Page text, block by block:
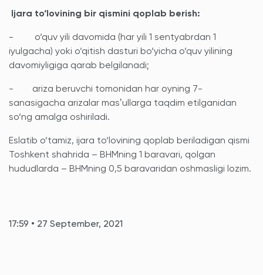
Ijara to‘lovining bir qismini qoplab berish:
- o‘quv yili davomida (har yili 1 sentyabrdan 1
iyulgacha) yoki o‘qitish dasturi bo‘yicha o‘quv yilining
davomiyligiga qarab belgilanadi;
- ariza beruvchi tomonidan har oyning 7-
sanasigacha arizalar masʼullarga taqdim etilganidan
so‘ng amalga oshiriladi.
Eslatib o‘tamiz, ijara to‘lovining qoplab beriladigan qismi
Toshkent shahrida – BHMning 1 baravari, qolgan
hududlarda – BHMning 0,5 baravaridan oshmasligi lozim.
17:59 • 27 September, 2021